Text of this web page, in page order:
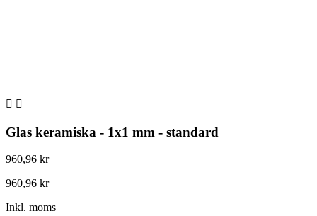
 
Glas keramiska - 1x1 mm - standard
960,96 kr
960,96 kr
Inkl. moms